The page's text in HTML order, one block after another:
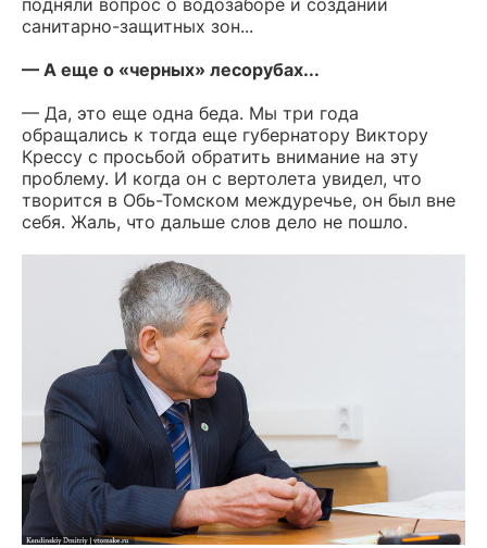
подняли вопрос о водозаборе и создании
санитарно-защитных зон...
— А еще о «черных» лесорубах...
— Да, это еще одна беда. Мы три года
обращались к тогда еще губернатору Виктору
Крессу с просьбой обратить внимание на эту
проблему. И когда он с вертолета увидел, что
творится в Обь-Томском междуречье, он был вне
себя. Жаль, что дальше слов дело не пошло.